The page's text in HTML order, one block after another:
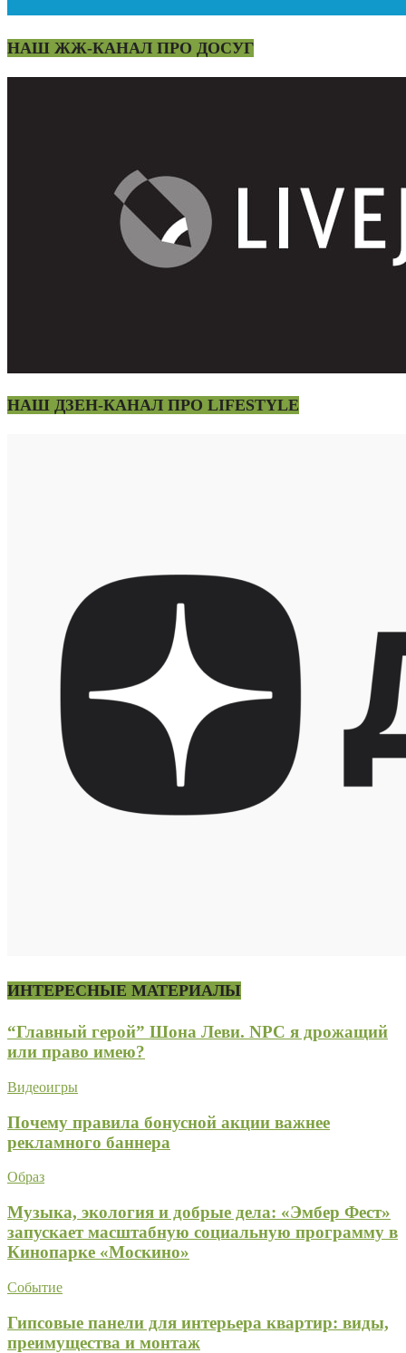
НАШ ЖЖ-КАНАЛ ПРО ДОСУГ
НАШ ДЗЕН-КАНАЛ ПРО LIFESTYLE
ИНТЕРЕСНЫЕ МАТЕРИАЛЫ
“Главный герой” Шона Леви. NPC я дрожащий
или право имею?
Видеоигры
Почему правила бонусной акции важнее
рекламного баннера
Образ
Музыка, экология и добрые дела: «Эмбер Фест»
запускает масштабную социальную программу в
Кинопарке «Москино»
Событие
Гипсовые панели для интерьера квартир: виды,
преимущества и монтаж